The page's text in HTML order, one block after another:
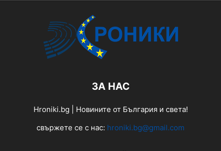
ЗА НАС
Hroniki.bg | Новините от България и света!
свържете се с нас: hroniki.bg@gmail.com